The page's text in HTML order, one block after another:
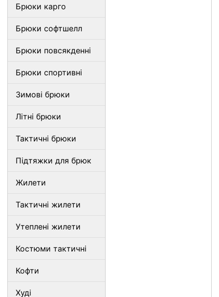
Брюки карго
Брюки софтшелл
Брюки повсякденні
Брюки спортивні
Зимові брюки
Літні брюки
Тактичні брюки
Підтяжки для брюк
Жилети
Тактичні жилети
Утеплені жилети
Костюми тактичні
Кофти
Худі